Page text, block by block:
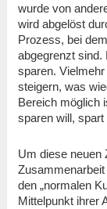
wurde von
wird abgelöst
Prozess, bei
abgegrenzt sind.
sparen.
steigern, was
Bereich möglich
sparen will,
Um diese neuen
den „normalen
Mittelpunkt ihrer